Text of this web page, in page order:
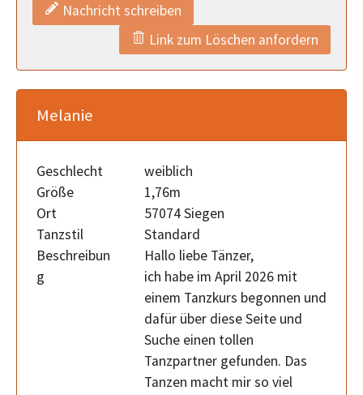
Nachricht schreiben
Link zum Löschen anfordern
Melanie
Geschlecht
weiblich
Größe
1,76m
Ort
57074 Siegen
Tanzstil
Standard
Beschreibun
g
Hallo liebe Tänzer,
ich habe im April 2026 mit
einem Tanzkurs begonnen und
dafür über diese Seite und
Suche einen tollen
Tanzpartner gefunden. Das
Tanzen macht mir so viel